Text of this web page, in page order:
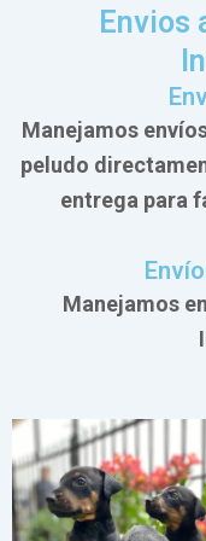
Envios
Manejamos
peludo
entrega para
Manejamos